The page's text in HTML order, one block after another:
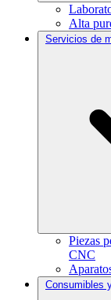
Alta
Servicios de
Piezas
CNC
Consumibles